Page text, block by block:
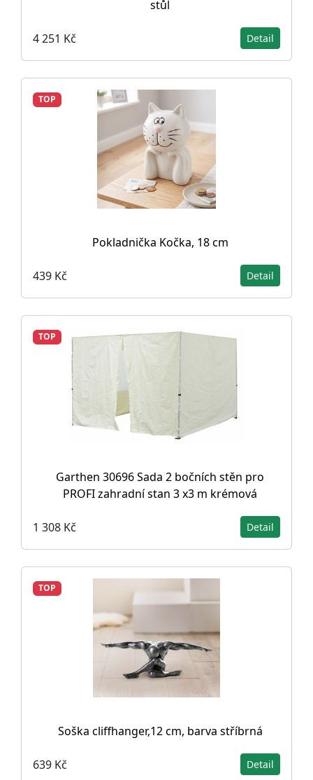
stůl
4 251 Kč Detail
TOP
Pokladnička Kočka, 18 cm
439 Kč Detail
TOP
Garthen 30696 Sada 2 bočních stěn pro
PROFI zahradní stan 3 x3 m krémová
1 308 Kč Detail
TOP
Soška cliffhanger,12 cm, barva stříbrná
639 Kč Detail